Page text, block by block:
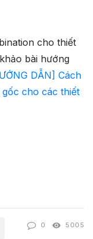
cho thiết
bài hướng
DẪN] Cách
gốc cho các thiết
0 5005